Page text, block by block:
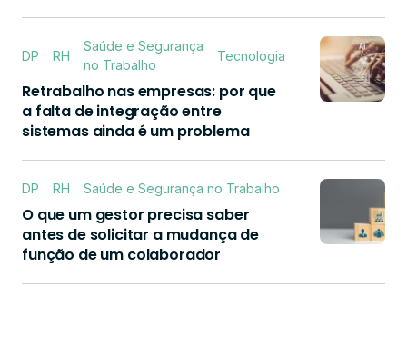
DP RH
Saúde e Segurança
no Trabalho
Tecnologia
Retrabalho nas empresas: por que
a falta de integração entre
sistemas ainda é um problema
DP RH Saúde e Segurança no Trabalho
O que um gestor precisa saber
antes de solicitar a mudança de
função de um colaborador